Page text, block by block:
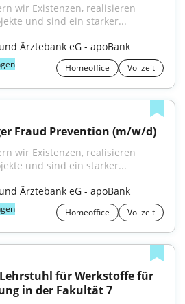
wir Existenzen, realisieren
und sind ein starker...
Ärztebank eG - apoBank
Homeoffice Vollzeit
Fraud Prevention (m/w/d)
wir Existenzen, realisieren
und sind ein starker...
Ärztebank eG - apoBank
Homeoffice Vollzeit
für Werkstoffe für
in der Fakultät 7